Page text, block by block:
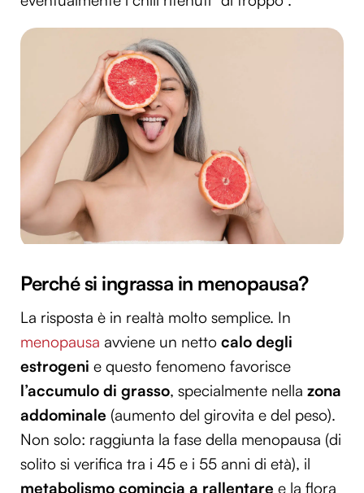
Perché si ingrassa in menopausa?
La risposta è in realtà molto semplice. In
menopausa avviene un netto calo degli
estrogeni e questo fenomeno favorisce
l’accumulo di grasso, specialmente nella zona
addominale (aumento del girovita e del peso).
Non solo: raggiunta la fase della menopausa (di
solito si verifica tra i 45 e i 55 anni di età), il
metabolismo comincia a rallentare e la flora